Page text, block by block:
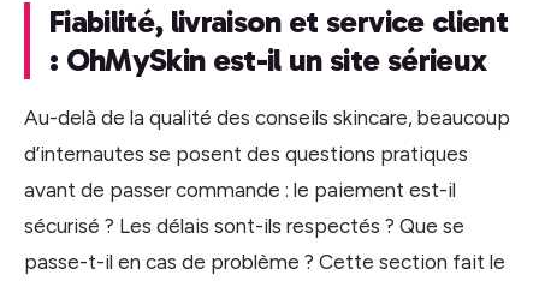
Fiabilité, livraison et service client
: OhMySkin est-il un site sérieux
Au-delà de la qualité des conseils skincare, beaucoup
d’internautes se posent des questions pratiques
avant de passer commande : le paiement est-il
sécurisé ? Les délais sont-ils respectés ? Que se
passe-t-il en cas de problème ? Cette section fait le